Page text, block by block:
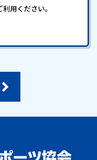
用ください。